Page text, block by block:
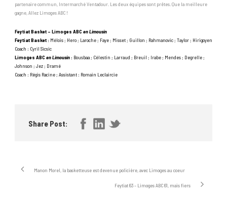
partenaire commun, Intermarché Ventadour. Les deux équipes sont prêtes. Que la meilleure
gagne, Allez Limoges ABC !
Feytiat Basket – Limoges ABCen Limousin
Feytiat Basket : Mélois ; Hero ; Laroche ; Faye ; Misset ; Guillon ; Rahmanovic ; Taylor ; Hirigoyen
Coach : Cyril Sicsic
Limoges ABCen Limousin: Bousbaa ; Célestin ; Larraud ; Breuil ; Irabe ; Mendes ; Degrelle ;
Johnson ; Jez ; Dramé
Coach : Régis Racine ; Assistant : Romain Leclaircie
Share Post:
Manon Morel, la basketteuse est devenue policière, avec Limoges au coeur
Feytiat 63 – Limoges ABC 61, mais fiers